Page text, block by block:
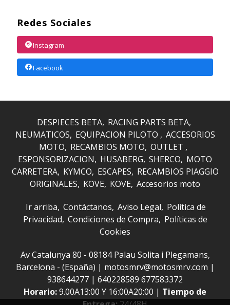
Redes Sociales
Instagram
Facebook
DESPIECES BETA RACING PARTS BETA
NEUMATICOS EQUIPACION PILOTO
ACCESORIOS
MOTO RECAMBIOS MOTO OUTLET
ESPONSORIZACION
HUSABERG SHERCO MOTO
CARRETERA KYMCO ESCAPES RECAMBIOS PIAGGIO
ORIGINALES KOVE KOVE Accesorios moto
Ir arriba Contáctanos Aviso Legal Política de
Privacidad Condiciones de Compra Políticas de
Cookies
Av Catalunya 80 - 08184 Palau Solita i Plegamans,
Barcelona - (España) | motosmrv@motosmrv.com |
938644277 | 640228589 677583372
Horario:9.00A13:00 Y 16:00A20:00 | Tiempo de